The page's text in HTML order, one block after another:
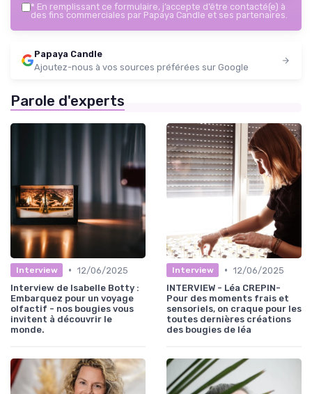
* En remplissant ce formulaire, j’accepte d’être contacté(e) à
des fins commerciales par Papaya Candle et ses partenaires.
Papaya Candle
Ajoutez-nous à vos sources préférées sur Google
Parole d'experts
Interview • 12/06/2025
Interview de Isabelle Botty :
Embarquez pour un voyage
olfactif - nos bougies vous
invitent à découvrir le
monde.
Interview • 12/06/2025
INTERVIEW - Léa CREPIN-
Pour des moments frais et
sensoriels, on craque pour les
toutes dernières créations
des bougies de léa